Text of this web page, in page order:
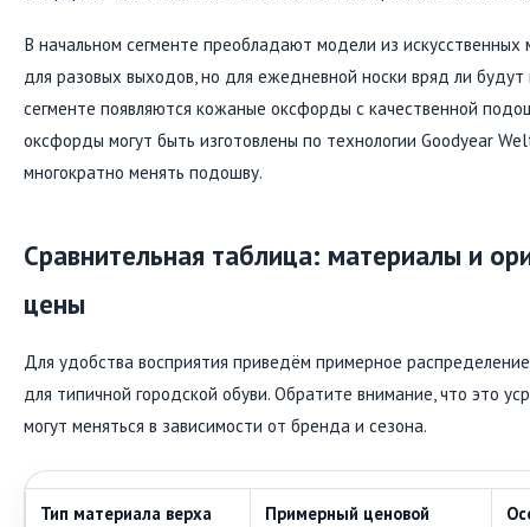
В начальном сегменте преобладают модели из
для разовых выходов, но для ежедневной носки вряд ли
сегменте появляются кожаные оксфорды с качественной
оксфорды могут быть изготовлены по технологии Goodyear
многократно менять подошву.
Сравнительная таблица: материалы и
цены
Для удобства восприятия приведём примерное
для типичной городской обуви. Обратите внимание, что это
могут меняться в зависимости от бренда и сезона.
Тип материала верха
Примерный ценовой